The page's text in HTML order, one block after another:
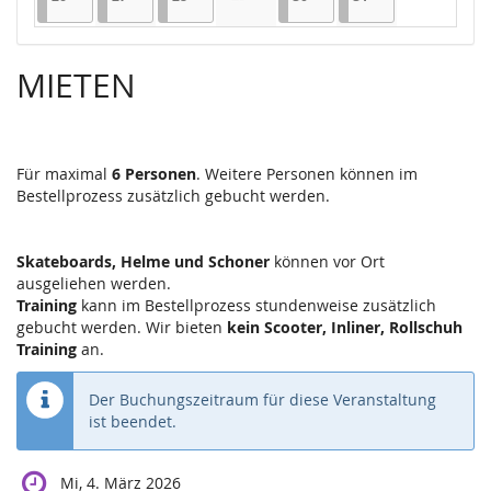
Keine Veranstaltungen
MIETEN
Für maximal 6 Personen. Weitere Personen können im
Bestellprozess zusätzlich gebucht werden.
Skateboards, Helme und Schoner können vor Ort
ausgeliehen werden.
Training kann im Bestellprozess stundenweise zusätzlich
gebucht werden. Wir bieten kein Scooter, Inliner, Rollschuh
Training an.
Der Buchungszeitraum für diese Veranstaltung
ist beendet.
Mi, 4. März 2026